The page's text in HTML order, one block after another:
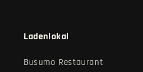
Ladenlokal
Busumo Restaurant